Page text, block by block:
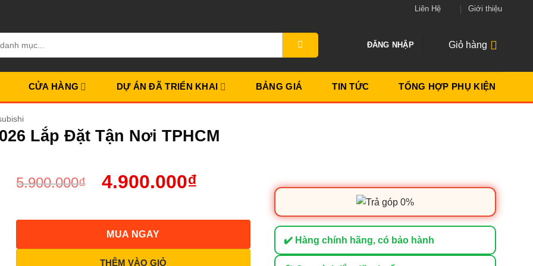
Liên Hệ Giới thiệu
ĐĂNG NHẬP Giỏ hàng
CỬA HÀNG DỰ ÁN ĐÃ TRIỂN KHAI BẢNG GIÁ TIN TỨC TỔNG HỢP PHỤ KIỆN
Lắp Đặt Tận Nơi TPHCM
5.900.000₫ 4.900.000₫
THÊM VÀO GIỎ
MUA NGAY
✔️ Hàng chính hãng, có bảo hành